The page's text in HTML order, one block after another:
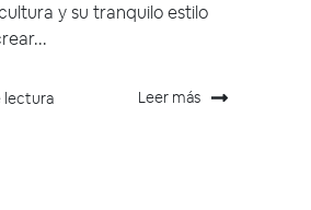
y su tranquilo estilo
lectura Leer más